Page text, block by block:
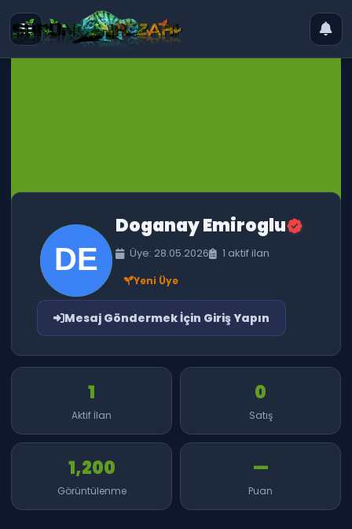
Doganay Emiroglu
Üye: 28.05.2026 1 aktif ilan
Yeni Üye
Mesaj Göndermek İçin Giriş Yapın
1
Aktif İlan
0
Satış
1,200
Görüntülenme
—
Puan